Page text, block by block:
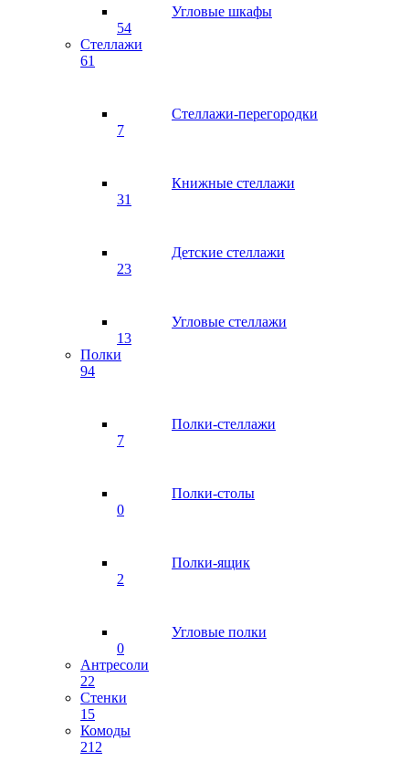
Угловые шкафы
54
Стеллажи
61
Стеллажи-перегородки
7
Книжные стеллажи
31
Детские стеллажи
23
Угловые стеллажи
13
Полки
94
Полки-стеллажи
7
Полки-столы
0
Полки-ящик
2
Угловые полки
0
Антресоли
22
Стенки
15
Комоды
212